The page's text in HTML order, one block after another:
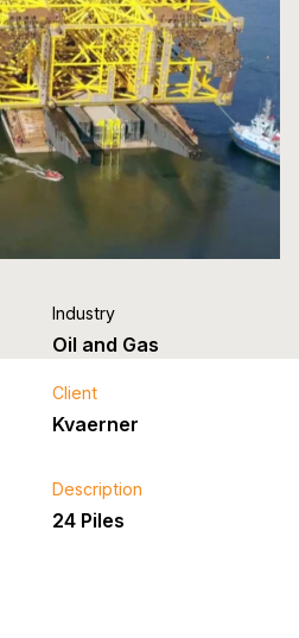
Industry
Oil and Gas
Client
Kvaerner
Description
24 Piles